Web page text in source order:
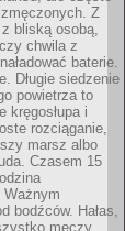
Z
bliską osobą,
chwila z
baterie.
Długie siedzenie
powietrza to
kręgosłupa i
rozciąganie,
marsz albo
Czasem 15
Ważnym
bodźców. Hałas,
męczy